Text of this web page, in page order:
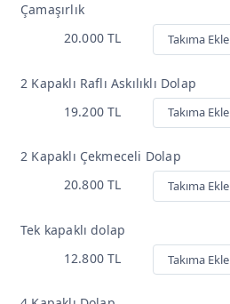
Çamaşırlık
20.000 TL
Takıma Ekle
2 Kapaklı Raflı Askılıklı Dolap
19.200 TL
Takıma Ekle
2 Kapaklı Çekmeceli Dolap
20.800 TL
Takıma Ekle
Tek kapaklı dolap
12.800 TL
Takıma Ekle